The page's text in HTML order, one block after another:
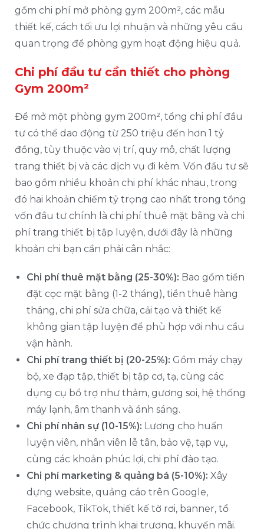
gồm chi phí mở phòng gym 200m², các mẫu
thiết kế, cách tối ưu lợi nhuận và những yêu cầu
quan trọng để phòng gym hoạt động hiệu quả.
Chi phí đầu tư cần thiết cho phòng
Gym 200m²
Để mở một phòng gym 200m², tổng chi phí đầu
tư có thể dao động từ 250 triệu đến hơn 1 tỷ
đồng, tùy thuộc vào vị trí, quy mô, chất lượng
trang thiết bị và các dịch vụ đi kèm. Vốn đầu tư sẽ
bao gồm nhiều khoản chi phí khác nhau, trong
đó hai khoản chiếm tỷ trọng cao nhất trong tổng
vốn đầu tư chính là chi phí thuê mặt bằng và chi
phí trang thiết bị tập luyện, dưới đây là những
khoản chi bạn cần phải cân nhắc:
Chi phí thuê mặt bằng (25-30%): Bao gồm tiền
đặt cọc mặt bằng (1-2 tháng), tiền thuê hàng
tháng, chi phí sửa chữa, cải tạo và thiết kế
không gian tập luyện để phù hợp với nhu cầu
vận hành.
Chi phí trang thiết bị (20-25%): Gồm máy chạy
bộ, xe đạp tập, thiết bị tập cơ, tạ, cùng các
dụng cụ bổ trợ như thảm, gương soi, hệ thống
máy lạnh, âm thanh và ánh sáng.
Chi phí nhân sự (10-15%): Lương cho huấn
luyện viên, nhân viên lễ tân, bảo vệ, tạp vụ,
cùng các khoản phúc lợi, chi phí đào tạo.
Chi phí marketing & quảng bá (5-10%): Xây
dựng website, quảng cáo trên Google,
Facebook, TikTok, thiết kế tờ rơi, banner, tổ
chức chương trình khai trương, khuyến mãi.